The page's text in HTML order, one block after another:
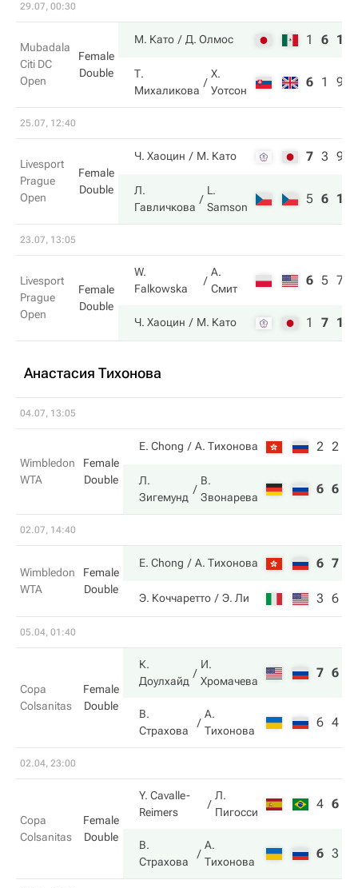
29.07, 00:30
Mubadala
Citi DC
Open
Female
Double
М. Като Д. Олмос 1 6 11
Т.
Михаликова
Х.
Уотсон
6 1 9
25.07, 12:40
Livesport
Prague
Open
Female
Double
Ч. Хаоцин М. Като 7 3 9
Л.
Гавличкова
L.
Samson
5 6 11
23.07, 13:05
Livesport
Prague
Open
Female
Double
W.
Falkowska
А.
Смит
6 5 7
Ч. Хаоцин М. Като 1 7 10
Анастасия Тихонова
04.07, 13:05
Wimbledon
WTA
Female
Double
E. Chong А. Тихонова 2 2
Л.
Зигемунд
В.
Звонарева
6 6
02.07, 14:40
Wimbledon
WTA
Female
Double
E. Chong А. Тихонова 6 7
Э. Коччаретто Э. Ли 3 6
05.04, 01:40
Copa
Colsanitas
Female
Double
К.
Доулхайд
И.
Хромачева
7 6
В.
Страхова
А.
Тихонова
6 4
02.04, 23:00
Copa
Colsanitas
Female
Double
Y. Cavalle-
Reimers
Л.
Пигосси
4 6
В.
Страхова
А.
Тихонова
6 3